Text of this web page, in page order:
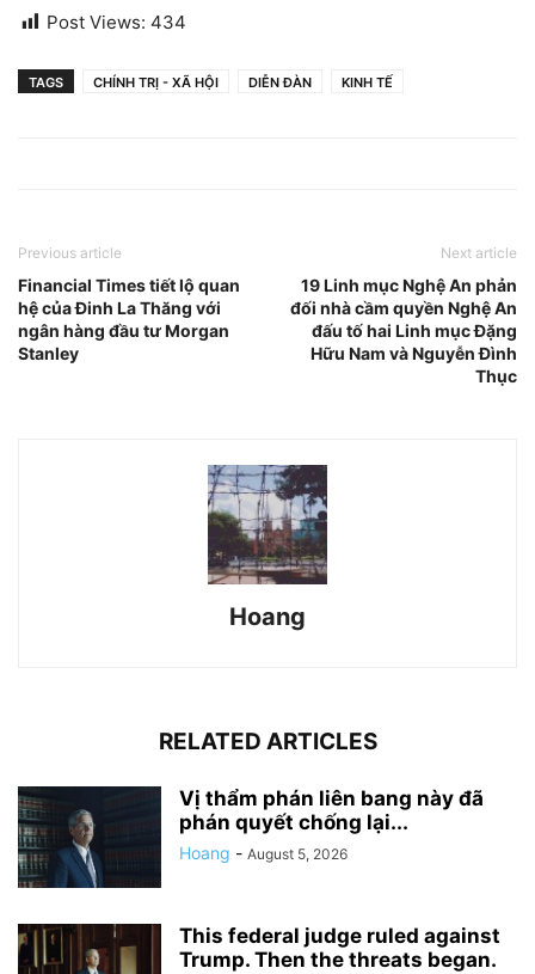
Post Views: 434
TAGS CHÍNH TRỊ - XÃ HỘI DIỄN ĐÀN KINH TẾ
Previous article
Financial Times tiết lộ quan
hệ của Đinh La Thăng với
ngân hàng đầu tư Morgan
Stanley
Next article
19 Linh mục Nghệ An phản
đối nhà cầm quyền Nghệ An
đấu tố hai Linh mục Đặng
Hữu Nam và Nguyễn Đình
Thục
Hoang
RELATED ARTICLES
Vị thẩm phán liên bang này đã
phán quyết chống lại...
Hoang - August 5, 2026
This federal judge ruled against
Trump. Then the threats began.